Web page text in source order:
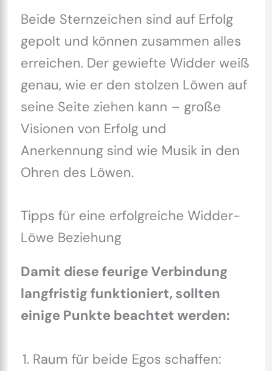
Beide Sternzeichen sind auf Erfolg
gepolt und können zusammen alles
erreichen. Der gewiefte Widder weiß
genau, wie er den stolzen Löwen auf
seine Seite ziehen kann – große
Visionen von Erfolg und
Anerkennung sind wie Musik in den
Ohren des Löwen.
Tipps für eine erfolgreiche Widder-
Löwe Beziehung
Damit diese feurige Verbindung
langfristig funktioniert, sollten
einige Punkte beachtet werden:
Raum für beide Egos schaffen: